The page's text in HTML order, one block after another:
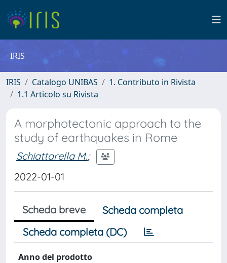
IRIS
IRIS Catalogo UNIBAS
1. Contributo in Rivista
1.1 Articolo su Rivista
A morphotectonic approach to the
study of earthquakes in Rome
Schiattarella M.;
2022-01-01
Scheda breve
Scheda completa
Scheda completa (DC)
Anno del prodotto